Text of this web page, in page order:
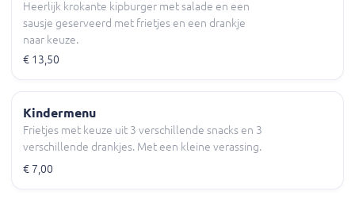
Heerlijk krokante kipburger met salade en een
sausje geserveerd met frietjes en een drankje
naar keuze.
€ 13,50
Kindermenu
Frietjes met keuze uit 3 verschillende snacks en 3
verschillende drankjes. Met een kleine verassing.
€ 7,00